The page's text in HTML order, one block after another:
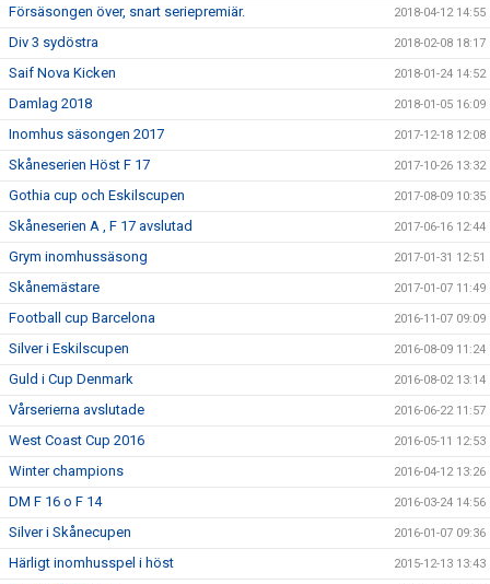
Försäsongen över, snart seriepremiär. 2018-04-12 14:55
Div 3 sydöstra 2018-02-08 18:17
Saif Nova Kicken 2018-01-24 14:52
Damlag 2018 2018-01-05 16:09
Inomhus säsongen 2017 2017-12-18 12:08
Skåneserien Höst F 17 2017-10-26 13:32
Gothia cup och Eskilscupen 2017-08-09 10:35
Skåneserien A , F 17 avslutad 2017-06-16 12:44
Grym inomhussäsong 2017-01-31 12:51
Skånemästare 2017-01-07 11:49
Football cup Barcelona 2016-11-07 09:09
Silver i Eskilscupen 2016-08-09 11:24
Guld i Cup Denmark 2016-08-02 13:14
Vårserierna avslutade 2016-06-22 11:57
West Coast Cup 2016 2016-05-11 12:53
Winter champions 2016-04-12 13:26
DM F 16 o F 14 2016-03-24 14:56
Silver i Skånecupen 2016-01-07 09:36
Härligt inomhusspel i höst 2015-12-13 13:43